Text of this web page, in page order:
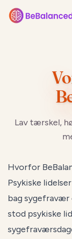
Lav tærskel,
Hvorfor
Psykiske
bag sygefravær
stod psykiske